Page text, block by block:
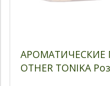
OTHER TONIKA